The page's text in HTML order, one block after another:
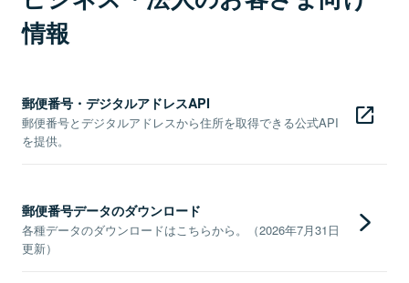
情報
郵便番号・デジタルアドレスAPI
郵便番号とデジタルアドレスから住所を取得できる公式API
を提供。
郵便番号データのダウンロード
各種データのダウンロードはこちらから。（2026年7月31日
更新）